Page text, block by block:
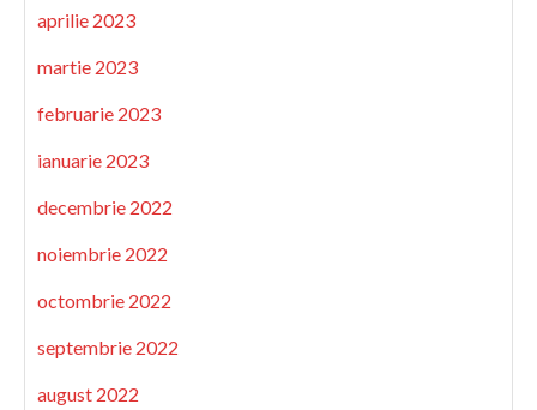
aprilie 2023
martie 2023
februarie 2023
ianuarie 2023
decembrie 2022
noiembrie 2022
octombrie 2022
septembrie 2022
august 2022